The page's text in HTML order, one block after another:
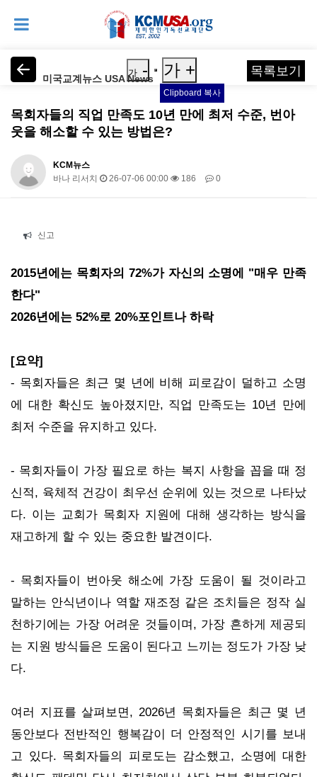
미국교계뉴스 USA News
가 - 가 +
Clipboard 복사
목록보기
목회자들의 직업 만족도 10년 만에 최저 수준, 번아
웃을 해소할 수 있는 방법은?
KCM뉴스
바나 리서치
26-07-06 00:00 186 0
신고
2015년에는 목회자의 72%가 자신의 소명에 "매우 만족
한다"
2026년에는 52%로 20%포인트나 하락
[요약]
- 목회자들은 최근 몇 년에 비해 피로감이 덜하고 소명
에 대한 확신도 높아졌지만, 직업 만족도는 10년 만에
최저 수준을 유지하고 있다.
- 목회자들이 가장 필요로 하는 복지 사항을 꼽을 때 정
신적, 육체적 건강이 최우선 순위에 있는 것으로 나타났
다. 이는 교회가 목회자 지원에 대해 생각하는 방식을
재고하게 할 수 있는 중요한 발견이다.
- 목회자들이 번아웃 해소에 가장 도움이 될 것이라고
말하는 안식년이나 역할 재조정 같은 조치들은 정작 실
천하기에는 가장 어려운 것들이며, 가장 흔하게 제공되
는 지원 방식들은 도움이 된다고 느끼는 정도가 가장 낮
다.
여러 지표를 살펴보면, 2026년 목회자들은 최근 몇 년
동안보다 전반적인 행복감이 더 안정적인 시기를 보내
고 있다. 목회자들의 피로도는 감소했고, 소명에 대한